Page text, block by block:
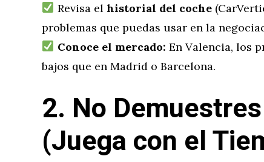
Revisa el historial del coche
problemas que puedas usar en la
Conoce el mercado: En Valencia, los
bajos que en Madrid o Barcelona.
2. No
(Juega con el